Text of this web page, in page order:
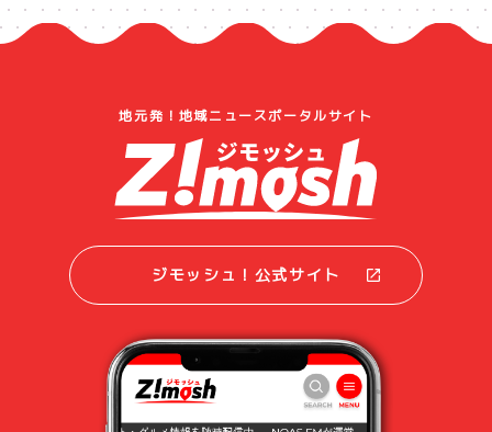
地元発！地域ニュースポータルサイト
ジモッシュ！公式サイト